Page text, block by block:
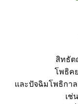
สิทธัต
โพธิค
และปัจฉิมโพธิกา
เช่